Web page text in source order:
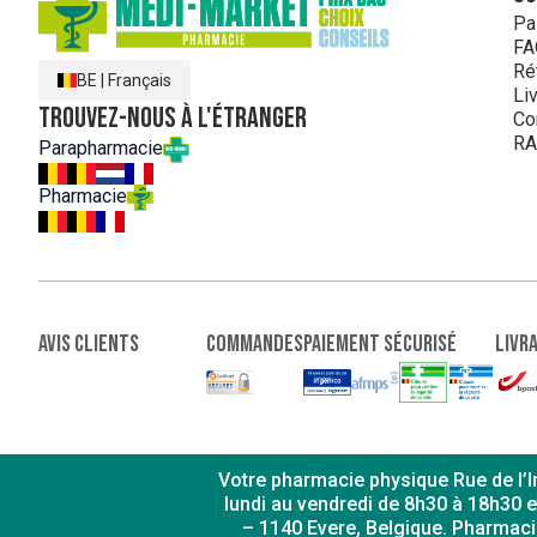
BE Français
Trouvez-nous à l'étranger
Parapharmacie
Pharmacie
Avis clients Commandespaiement sécurisé
Votre pharmacie physique Rue de
lundi au vendredi de 8h30 à
– 1140 Evere, Belgique.